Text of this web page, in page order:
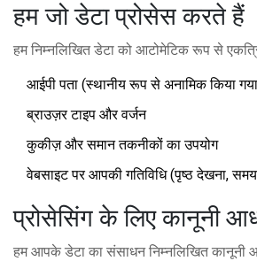
हम जो डेटा प्रोसेस करते हैं
हम निम्नलिखित डेटा को आटोमेटिक रूप से
आईपी पता (स्थानीय रूप से अनामिक किया
ब्राउज़र टाइप और वर्जन
कुकीज़ और समान तकनीकों का उपयोग
वेबसाइट पर आपकी गतिविधि (पृष्ठ देखना,
प्रोसेसिंग के लिए कानूनी
हम आपके डेटा का संसाधन निम्नलिखित कानूनी